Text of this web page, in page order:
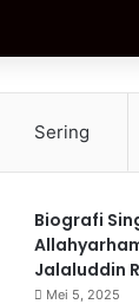
Sering
Biografi
Jalaluddin
Mei 5, 2025